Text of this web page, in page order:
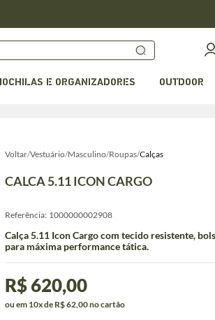
E ORGANIZADORES OUTDOOR
Voltar/Vestuário/Masculino/Roupas/Calças
CALCA 5.11 ICON CARGO
Referência: 1000000002908
Calça 5.11 Icon Cargo com tecido resistente,
para máxima performance tática.
R$ 620,00
ou em 10x de R$ 62,00 no cartão